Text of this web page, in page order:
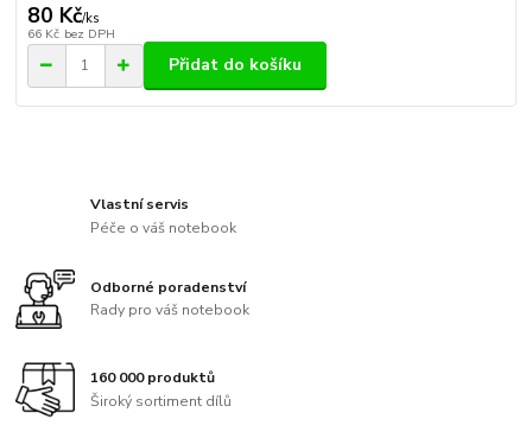
80 Kč/ks
66 Kč bez DPH
Přidat do košíku
Vlastní servis
Péče o váš notebook
Odborné poradenství
Rady pro váš notebook
160 000 produktů
Široký sortiment dílů